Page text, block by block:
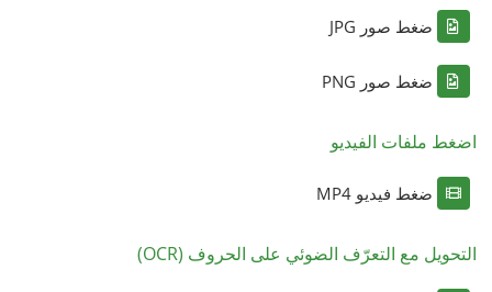
ضغط صور JPG
ضغط صور PNG
اضغط ملفات الفيديو
ضغط فيديو MP4
التحويل مع التعرّف الضوئي على الحروف (OCR)